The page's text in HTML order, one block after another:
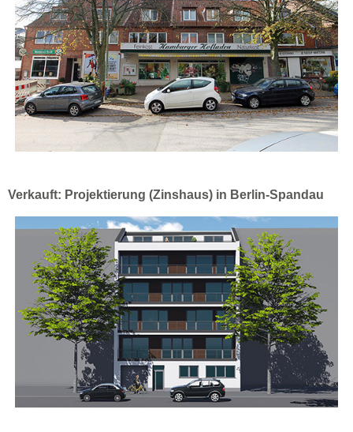
Verkauft: Projektierung (Zinshaus) in Berlin-Spandau